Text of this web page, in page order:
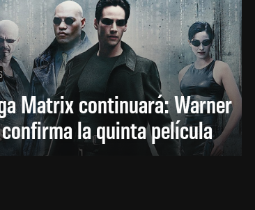
Matrix continuará: Warner
la quinta película